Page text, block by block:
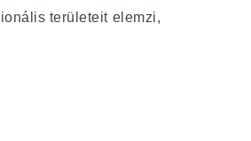
területeit elemzi,